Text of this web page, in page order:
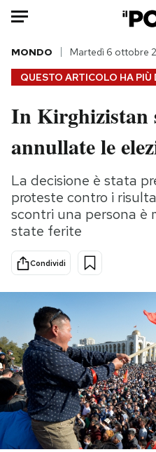
HOME
Italia
Politica
Tecnologia
Internet
Scienza
Cultura
Economia
PODCAST
NEWSLETTER
I MIEI PREFERITI
QUESTO ARTICOLO HA PIÙ
MONDO Martedì 6 ottobre
In Kirghizistan
annullate le
La decisione è stata
proteste contro i
scontri una persona è
state ferite
Condividi